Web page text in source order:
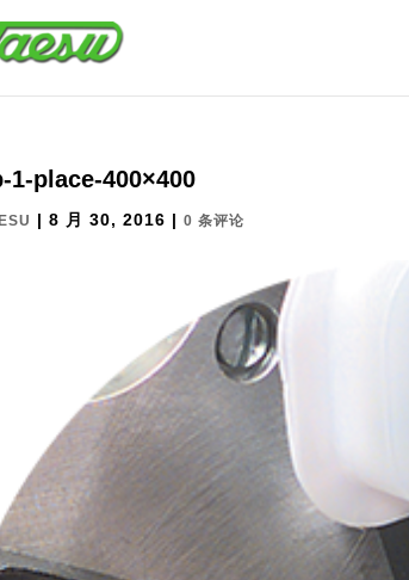
1-place-400×400
|8 月 30, 2016 |0 条评论